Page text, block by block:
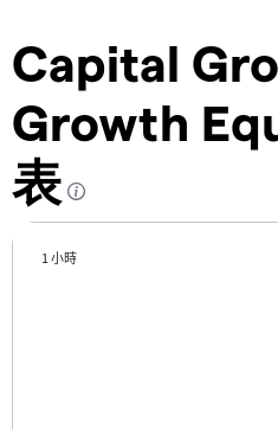
Capital
Growth
表
1 小時